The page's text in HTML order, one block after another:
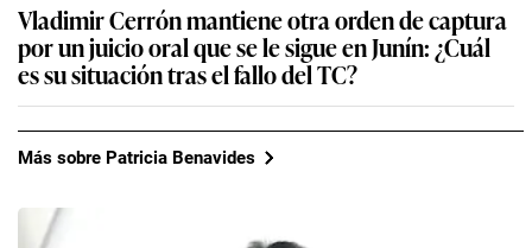
Vladimir Cerrón mantiene otra orden de captura
por un juicio oral que se le sigue en Junín: ¿Cuál
es su situación tras el fallo del TC?
Más sobre Patricia Benavides